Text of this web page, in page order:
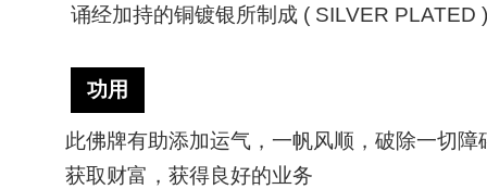
诵经加持的铜镀银所制成 ( SILVER PLATED )
功用
此佛牌有助添加运气，一帆风顺，破除一切障
获取财富，获得良好的业务